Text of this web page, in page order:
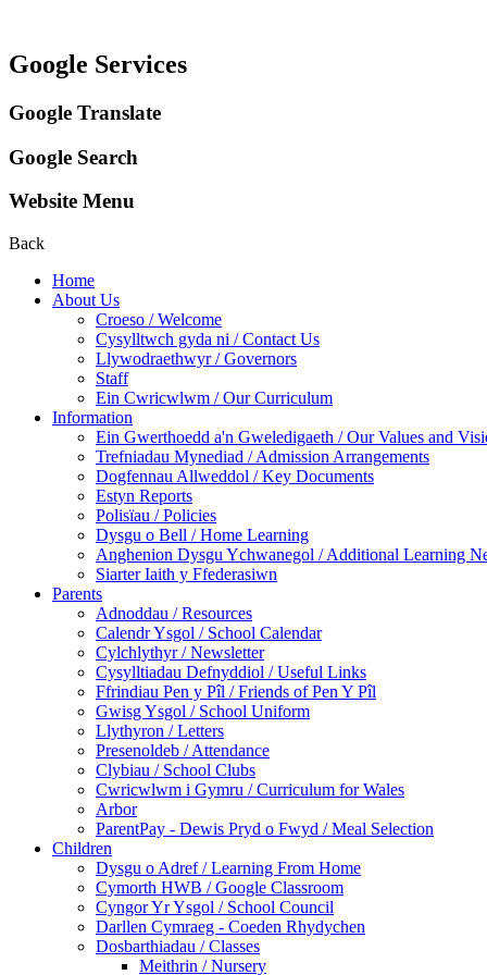
Google Services
Google Translate
Google Search
Website Menu
Back
Home
About Us
Croeso / Welcome
Cysylltwch gyda ni / Contact Us
Llywodraethwyr / Governors
Staff
Ein Cwricwlwm / Our Curriculum
Information
Ein Gwerthoedd a'n Gweledigaeth / Our Values and
Trefniadau Mynediad / Admission Arrangements
Dogfennau Allweddol / Key Documents
Estyn Reports
Polisïau / Policies
Dysgu o Bell / Home Learning
Anghenion Dysgu Ychwanegol / Additional Learning
Siarter Iaith y Ffederasiwn
Parents
Adnoddau / Resources
Calendr Ysgol / School Calendar
Cylchlythyr / Newsletter
Cysylltiadau Defnyddiol / Useful Links
Ffrindiau Pen y Pîl / Friends of Pen Y Pîl
Gwisg Ysgol / School Uniform
Llythyron / Letters
Presenoldeb / Attendance
Clybiau / School Clubs
Cwricwlwm i Gymru / Curriculum for Wales
Arbor
ParentPay - Dewis Pryd o Fwyd / Meal Selection
Children
Dysgu o Adref / Learning From Home
Cymorth HWB / Google Classroom
Cyngor Yr Ysgol / School Council
Darllen Cymraeg - Coeden Rhydychen
Dosbarthiadau / Classes
Meithrin / Nursery